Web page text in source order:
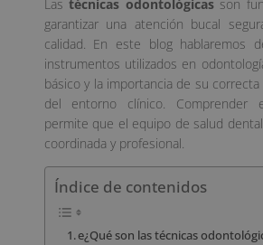
Lastécnicas odontológicasson
garantizar una atención bucal
calidad. En este blog hablaremos
instrumentos utilizados en
básico y la importancia de su
del entorno clínico. Comprender
permite que el equipo de salud
coordinada y profesional.
Índice de contenidos
e¿Qué son las técnicas